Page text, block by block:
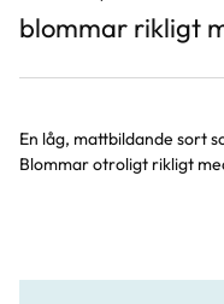
blommar rikligt
En låg, mattbildande sort
Blommar otroligt rikligt